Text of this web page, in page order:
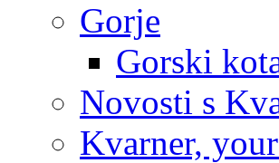
Gorje
Gorski
Novosti s
Kvarner,